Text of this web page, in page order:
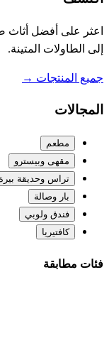
اعثر على أفضل
إلى الطاولات المتينة.
جميع المنتجات →
المجالات
مطعم
مقهى وبيسترو
تراس وحديقة بيرة
بار وصالة
فندق ولوبي
كافتيريا
فئات مطابقة